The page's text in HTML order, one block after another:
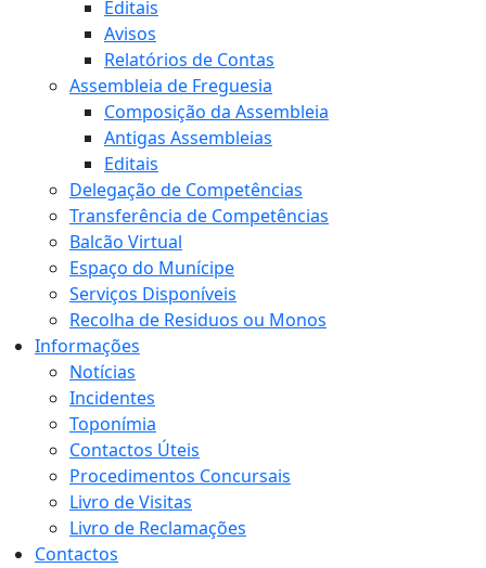
Editais
Avisos
Relatórios de Contas
Assembleia de Freguesia
Composição da Assembleia
Antigas Assembleias
Editais
Delegação de Competências
Transferência de Competências
Balcão Virtual
Espaço do Munícipe
Serviços Disponíveis
Recolha de Residuos ou Monos
Informações
Notícias
Incidentes
Toponímia
Contactos Úteis
Procedimentos Concursais
Livro de Visitas
Livro de Reclamações
Contactos